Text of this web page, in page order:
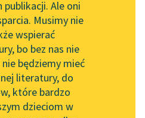
Przewodnik dla piszących i
czytających
API
OAI-PMH
Ale oni
Musimy nie
wspierać
bo bez nas nie
będziemy mieć
literatury, do
które bardzo
dzieciom w
Panna z mokrą
głową
— To Jasia zasypało —
odrzekła smutno
Irenka.
— Ależ on się udusi! —